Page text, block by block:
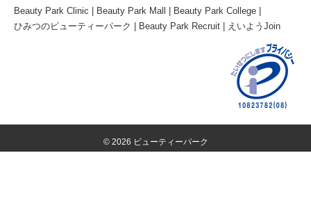
Beauty Park Clinic
Beauty Park Mall
Beauty Park College
ひみつのビューティーパーク
Beauty Park Recruit えいようJoin
© 2026 ビューティーパーク